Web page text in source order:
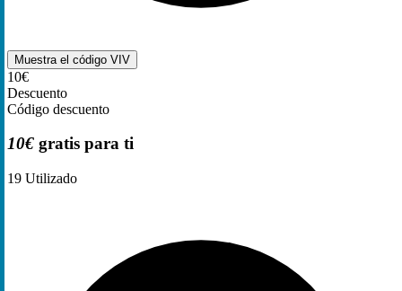
Muestra el código VIV
10€
Descuento
Código descuento
10€ gratis para ti
19 Utilizado